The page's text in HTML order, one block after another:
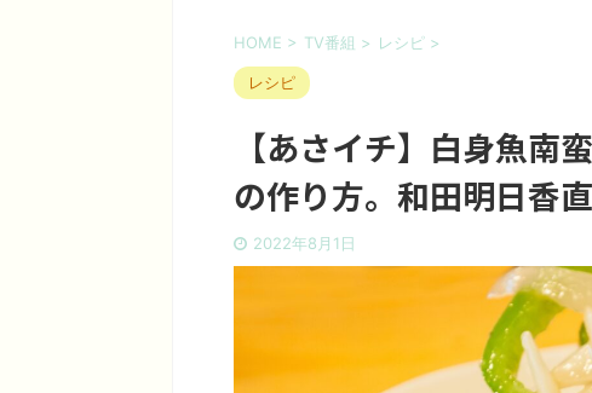
HOME > TV番組 > レシピ >
レシピ
【あさイチ】白身魚南
の作り方。和田明日香
2022年8月1日